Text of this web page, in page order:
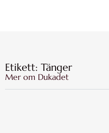
Etikett: Tänger
Mer om Dukadet